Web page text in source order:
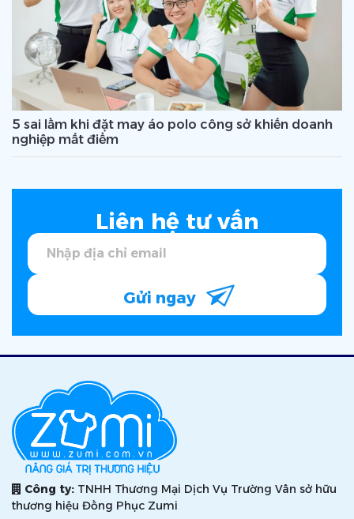
5 sai lầm khi đặt may áo polo công sở khiến doanh
nghiệp mất điểm
Liên hệ tư vấn
Gửi ngay
Công ty: TNHH Thương Mại Dịch Vụ Trường Vân sở hữu
thương hiệu Đồng Phục Zumi